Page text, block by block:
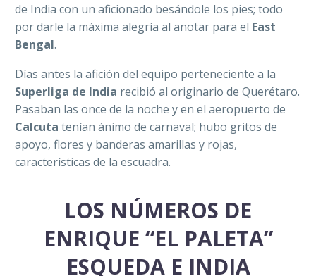
de India con un aficionado besándole los pies; todo
por darle la máxima alegría al anotar para el East
Bengal.
Días antes la afición del equipo perteneciente a la
Superliga de India recibió al originario de Querétaro.
Pasaban las once de la noche y en el aeropuerto de
Calcuta tenían ánimo de carnaval; hubo gritos de
apoyo, flores y banderas amarillas y rojas,
características de la escuadra.
LOS NÚMEROS DE
ENRIQUE “EL PALETA”
ESQUEDA E INDIA